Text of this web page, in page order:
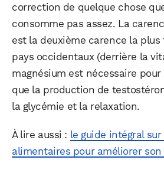
correction de quelque chose
consomme pas assez. La
est la deuxième carence la
pays occidentaux (derrière la
magnésium est nécessaire
que la production de
la glycémie et la relaxation.
À lire aussi : le guide intégral
alimentaires pour améliorer